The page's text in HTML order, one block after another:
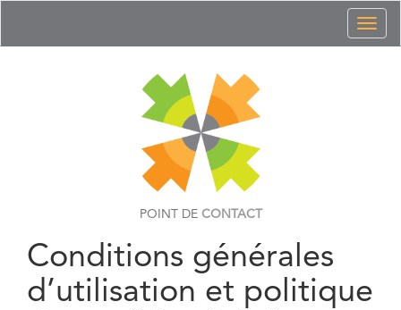
POINT DE CONTACT
Conditions générales
d’utilisation et politique